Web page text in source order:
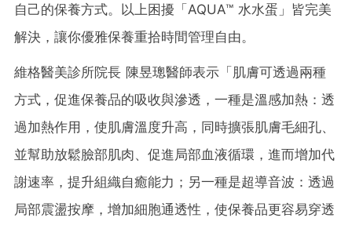
自己的保養方式。以上困擾「AQUA™ 水水蛋」皆完美
解決，讓你優雅保養重拾時間管理自由。
維格醫美診所院長 陳昱璁醫師表示「肌膚可透過兩種
方式，促進保養品的吸收與滲透，一種是溫感加熱：透
過加熱作用，使肌膚溫度升高，同時擴張肌膚毛細孔、
並幫助放鬆臉部肌肉、促進局部血液循環，進而增加代
謝速率，提升組織自癒能力；另一種是超導音波：透過
局部震盪按摩，增加細胞通透性，使保養品更容易穿透